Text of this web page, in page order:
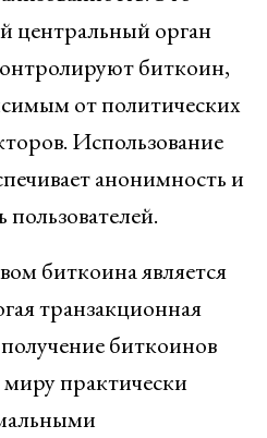
центральный орган
биткоин,
от политических
Использование
анонимность и
биткоина является
транзакционная
биткоинов
практически